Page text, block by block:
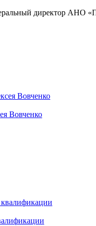
директор АНО
Вовченко